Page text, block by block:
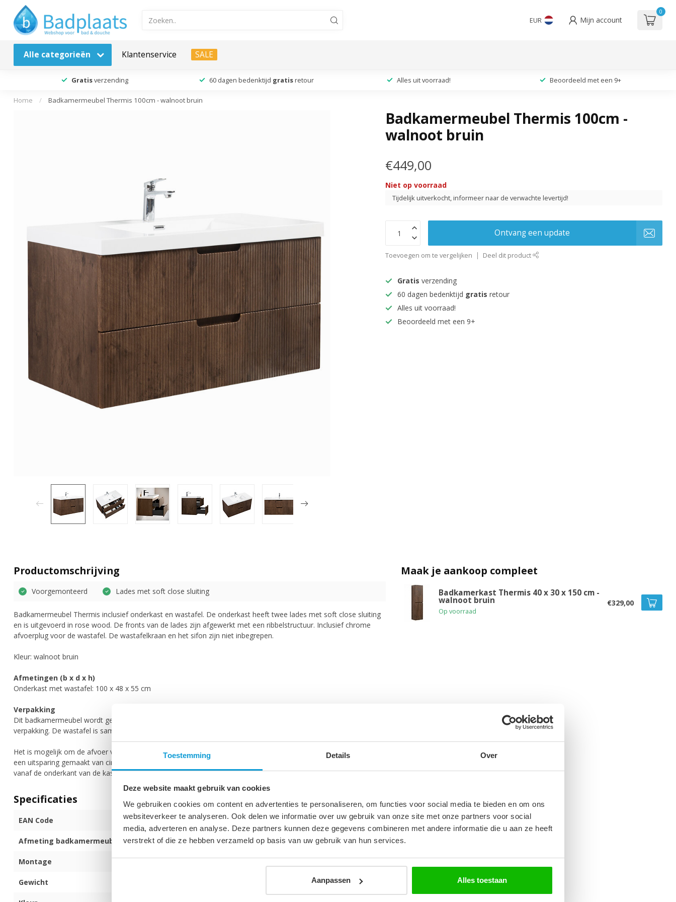
Toestemming Details Over
Deze website maakt gebruik van cookies
We gebruiken cookies om content en advertenties te personaliseren, om functies voor social media te bieden en om ons
websiteverkeer te analyseren. Ook delen we informatie over uw gebruik van onze site met onze partners voor social
media, adverteren en analyse. Deze partners kunnen deze gegevens combineren met andere informatie die u aan ze heeft
verstrekt of die ze hebben verzameld op basis van uw gebruik van hun services.
Aanpassen Alles toestaan
EUR Mijn account
0
Alle categorieën Klantenservice SALE
Gratisverzending 60 dagen bedenktijd gratis retour Alles uit voorraad! Beoordeeld met een 9+
Home / Badkamermeubel Thermis 100cm - walnoot bruin
Badkamermeubel Thermis 100cm -
walnoot bruin
€449,00
Niet op voorraad
Tijdelijk uitverkocht, informeer naar de verwachte levertijd!
Ontvang een update
Toevoegen om te vergelijken Deel dit product
Gratis verzending
60 dagen bedenktijd gratis retour
Alles uit voorraad!
Beoordeeld met een 9+
Productomschrijving
Voorgemonteerd Lades met soft close sluiting
Badkamermeubel Thermis inclusief onderkast en wastafel. De onderkast heeft twee lades met soft close sluiting
en is uitgevoerd in rose wood. De fronts van de lades zijn afgewerkt met een ribbelstructuur. Inclusief chrome
afvoerplug voor de wastafel. De wastafelkraan en het sifon zijn niet inbegrepen.
Kleur: walnoot bruin
Afmetingen (b x d x h)
Onderkast met wastafel: 100 x 48 x 55 cm
Verpakking
Dit badkamermeubel wordt geleverd in twee dozen. De onderkast is gemonteerd en zit kant en klaar in de
verpakking. De wastafel is samen met de pop up waste apart verpakt.
Het is mogelijk om de afvoer via de grond aan te sluiten. Aan de achterkant van de onderkast is aan de onderkant
een uitsparing gemaakt van circa 6cm diep, over de gehele breedte. Dit is vanaf de zijkant niet zichtbaar, alleen
vanaf de onderkant van de kast.
Specificaties
EAN Code 8720171723240
Afmeting badkamermeubel (b x d x h) 100 x 48 x 55 cm
Montage Voorgemonteerd
Gewicht
Maak je aankoop compleet
Badkamerkast Thermis 40 x 30 x 150 cm -
walnoot bruin
Op voorraad
€329,00